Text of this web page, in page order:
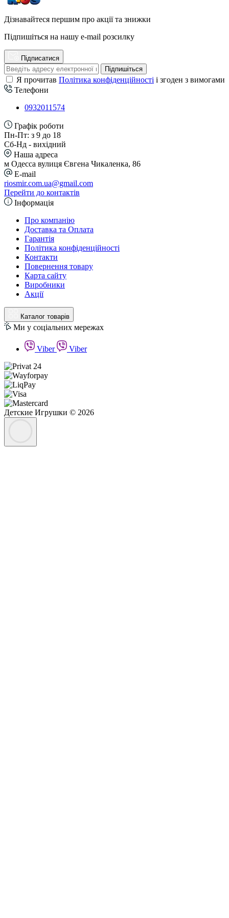
Дізнавайтеся першим про акції та знижки
Підпишіться на нашу e-mail розсилку
Підписатися
Підпишіться
Я прочитав Політика конфіденційності і згоден з вимогами
Телефони
0932011574
Графік роботи
Пн-Пт: з 9 до 18
Сб-Нд - вихідний
Наша адреса
м Одесса вулиця Євгена Чикаленка, 86
E-mail
riosmir.com.ua@gmail.com
Перейти до контактів
Інформація
Про компанію
Доставка та Оплата
Гарантія
Політика конфіденційності
Контакти
Повернення товару
Карта сайту
Виробники
Акції
Каталог товарів
Ми у соціальних мережах
Viber Viber
Детские Игрушки © 2026